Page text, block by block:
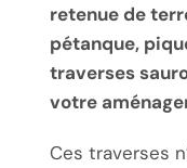
retenue de
pétanque,
traverses
votre
Ces traverses